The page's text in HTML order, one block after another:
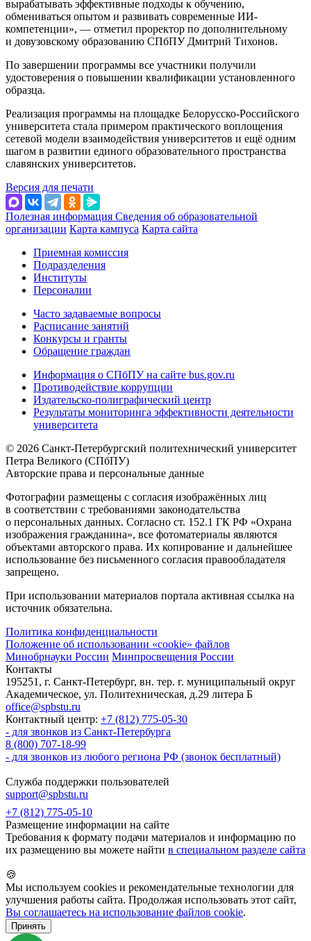
вырабатывать эффективные подходы к обучению,
обмениваться опытом и развивать современные ИИ-
компетенции , — отметил проректор по дополнительному
и довузовскому образованию СПбПУ Дмитрий Тихонов.
По завершении программы все участники получили
удостоверения о повышении квалификации установленного
образца.
Реализация программы на площадке Белорусско-Российского
университета стала примером практического воплощения
сетевой модели взаимодействия университетов и ещё одним
шагом в развитии единого образовательного пространства
славянских университетов.
Версия для печати
Полезная информация Сведения об образовательной
организации Карта кампуса Карта сайта
Приемная комиссия
Подразделения
Институты
Персоналии
Часто задаваемые вопросы
Расписание занятий
Конкурсы и гранты
Обращение граждан
Информация о СПбПУ на сайте bus.gov.ru
Противодействие коррупции
Издательско-полиграфический центр
Результаты мониторинга эффективности деятельности
университета
© 2026 Санкт-Петербургский политехнический университет
Петра Великого (СПбПУ)
Авторские права и персональные данные
Фотографии размещены с согласия изображённых лиц
в соответствии с требованиями законодательства
о персональных данных. Согласно ст. 152.1 ГК РФ «Охрана
изображения гражданина», все фотоматериалы являются
объектами авторского права. Их копирование и дальнейшее
использование без письменного согласия правообладателя
запрещено.
При использовании материалов портала активная ссылка на
источник обязательна.
Политика конфиденциальности
Положение об использовании «cookie» файлов
Минобрнауки России Минпросвещения России
Контакты
195251, г. Санкт-Петербург, вн. тер. г. муниципальный округ
Академическое, ул. Политехническая, д.29 литера Б
office@spbstu.ru
Контактный центр: +7 (812) 775-05-30
- для звонков из Санкт-Петербурга
8 (800) 707-18-99
- для звонков из любого региона РФ (звонок бесплатный)
Служба поддержки пользователей
support@spbstu.ru
+7 (812) 775-05-10
Размещение информации на сайте
Требования к формату подачи материалов и информацию по
их размещению вы можете найти в специальном разделе сайта
🍪
Мы используем cookies и рекомендательные технологии для
улучшения работы сайта. Продолжая использовать этот сайт,
Вы соглашаетесь на использование файлов cookie.
Принять